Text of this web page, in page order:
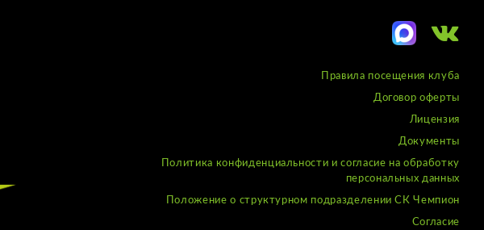
Правила посещения клуба
Договор оферты
Лицензия
Документы
Политика конфиденциальности и согласие на обработку
персональных данных
Положение о структурном подразделении СК Чемпион
Согласие